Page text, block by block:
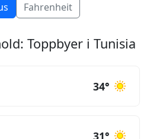
Fahrenheit
Toppbyer i Tunisia
34°
31°